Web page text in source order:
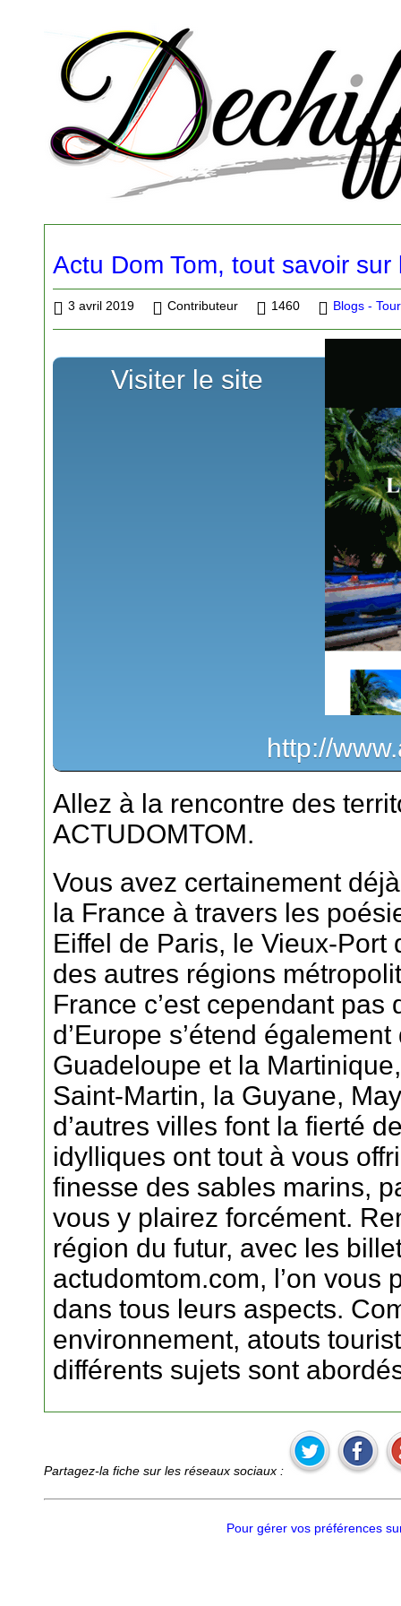
Actu Dom Tom, tout savoir sur
3 avril 2019 Contributeur 1460 Blogs -
Visiter le site
http://
Allez à la rencontre des
ACTUDOMTOM.
Vous avez certainement
la France à travers les
Eiffel de Paris, le Vieux-
des autres régions
France c’est cependant pas
d’Europe s’étend
Guadeloupe et la
Saint-Martin, la Guyane,
d’autres villes font la fierté
idylliques ont tout à vous
finesse des sables marins,
vous y plairez forcément.
région du futur, avec les
actudomtom.com, l’on vous
dans tous leurs aspects.
environnement, atouts
différents sujets sont
Partagez-la fiche sur les réseaux sociaux :
Pour gérer vos préférences